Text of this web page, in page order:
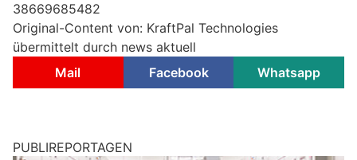
38669685482
Original-Content von: KraftPal Technologies
übermittelt durch news aktuell
Mail
Facebook Whatsapp
PUBLIREPORTAGEN